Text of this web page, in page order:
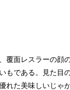
覆面レスラーの顔
もである。見た目
れた美味しいじゃ